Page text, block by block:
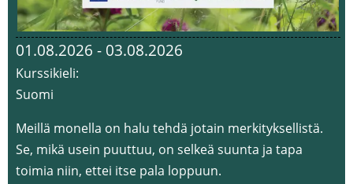
01.08.2026 - 03.08.2026
Kurssikieli:
Suomi
Meillä monella on halu tehdä jotain merkityksellistä.
Se, mikä usein puuttuu, on selkeä suunta ja tapa
toimia niin, ettei itse pala loppuun.